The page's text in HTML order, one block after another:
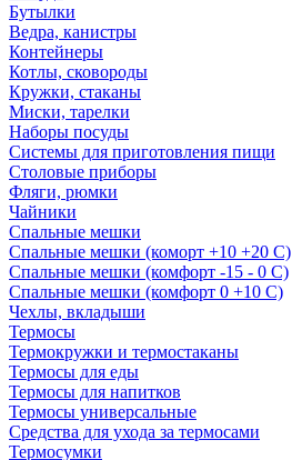
Бутылки
Ведра, канистры
Контейнеры
Котлы, сковороды
Кружки, стаканы
Миски, тарелки
Наборы посуды
Системы для приготовления пищи
Столовые приборы
Фляги, рюмки
Чайники
Спальные мешки
Спальные мешки (коморт +10 +20 С)
Спальные мешки (комфорт -15 - 0 С)
Спальные мешки (комфорт 0 +10 С)
Чехлы, вкладыши
Термосы
Термокружки и термостаканы
Термосы для еды
Термосы для напитков
Термосы универсальные
Средства для ухода за термосами
Термосумки